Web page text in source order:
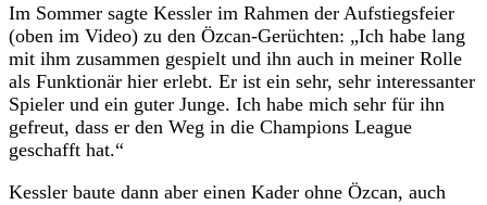
Im Sommer sagte Kessler im Rahmen der Aufstiegsfeier
(oben im Video) zu den Özcan-Gerüchten: „Ich habe lang
mit ihm zusammen gespielt und ihn auch in meiner Rolle
als Funktionär hier erlebt. Er ist ein sehr, sehr interessanter
Spieler und ein guter Junge. Ich habe mich sehr für ihn
gefreut, dass er den Weg in die Champions League
geschafft hat.“
Kessler baute dann aber einen Kader ohne Özcan, auch